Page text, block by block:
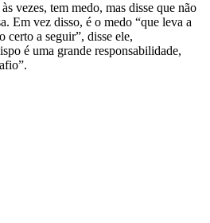
vezes, tem medo, mas disse que não
Em vez disso, é o medo “que leva a
certo a seguir”, disse ele,
é uma grande responsabilidade,